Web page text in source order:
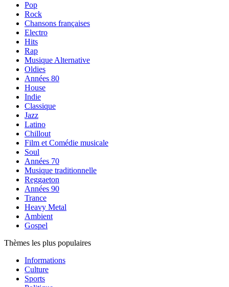
Pop
Rock
Chansons françaises
Electro
Hits
Rap
Musique Alternative
Oldies
Années 80
House
Indie
Classique
Jazz
Latino
Chillout
Film et Comédie musicale
Soul
Années 70
Musique traditionnelle
Reggaeton
Années 90
Trance
Heavy Metal
Ambient
Gospel
Thèmes les plus populaires
Informations
Culture
Sports